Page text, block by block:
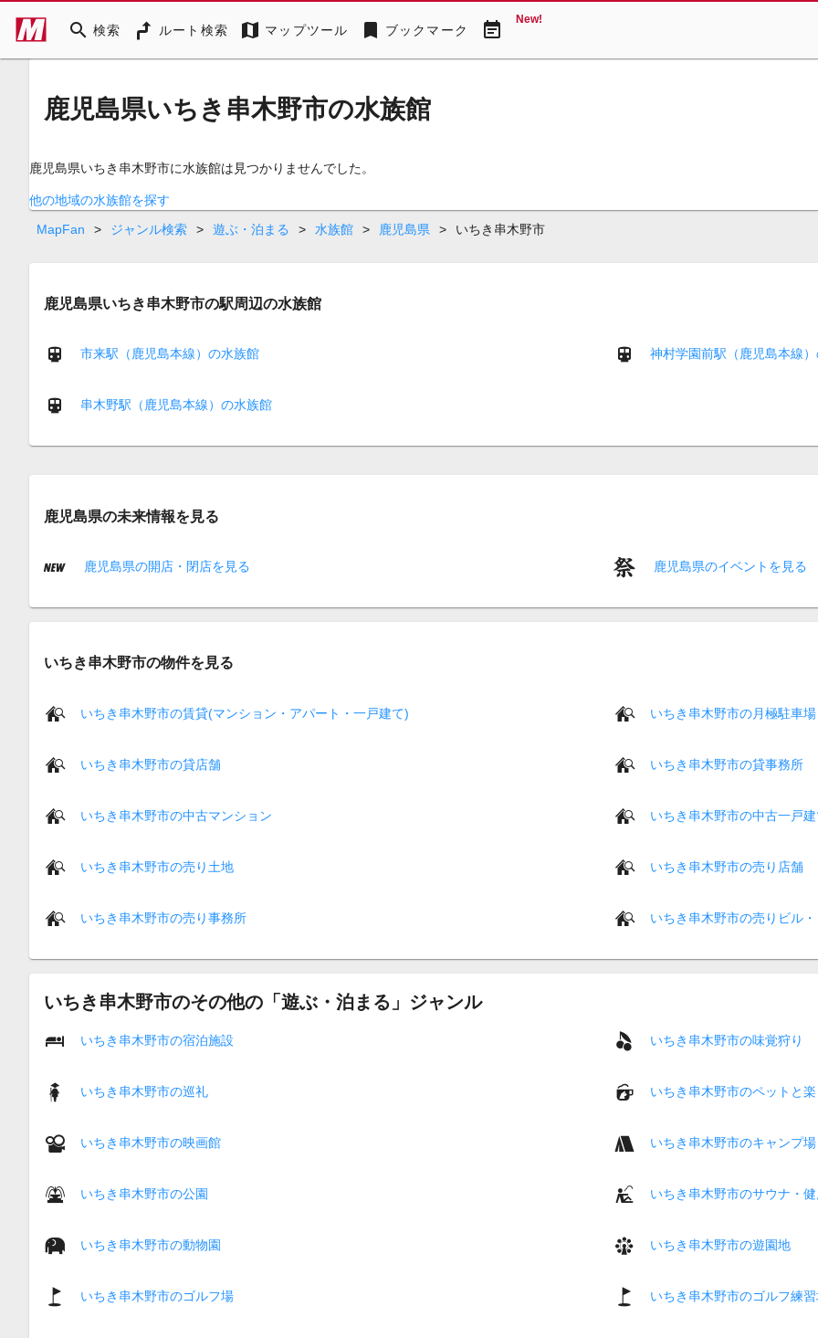
search 検索 ルート検索 map マップツール bookmark ブックマーク event_note New!
鹿児島県いちき串木野市の水族館
鹿児島県いちき串木野市に水族館は見つかりませんでした。
他の地域の水族館を探す
MapFan
> ジャンル検索 > 遊ぶ・泊まる > 水族館 > 鹿児島県 > いちき串木野市
鹿児島県いちき串木野市の駅周辺の水族館
市来駅（鹿児島本線）の水族館 神村学園前駅（鹿児島本線
串木野駅（鹿児島本線）の水族館
鹿児島県の未来情報を見る
鹿児島県の開店・閉店を見る 鹿児島県のイベントを見る
いちき串木野市の物件を見る
いちき串木野市の賃貸(マンション・アパート・一戸建て) いちき串木野市の月極駐車場
いちき串木野市の貸店舗 いちき串木野市の貸事務所
いちき串木野市の中古マンション いちき串木野市の中古一戸
いちき串木野市の売り土地 いちき串木野市の売り店舗
いちき串木野市の売り事務所 いちき串木野市の売りビル
いちき串木野市のその他の「遊ぶ・泊まる」ジャンル
いちき串木野市の宿泊施設 いちき串木野市の味覚狩り
いちき串木野市の巡礼 いちき串木野市のペットと
いちき串木野市の映画館 いちき串木野市のキャンプ場
いちき串木野市の公園 いちき串木野市のサウナ・
いちき串木野市の動物園 いちき串木野市の遊園地
いちき串木野市のゴルフ場 いちき串木野市のゴルフ練